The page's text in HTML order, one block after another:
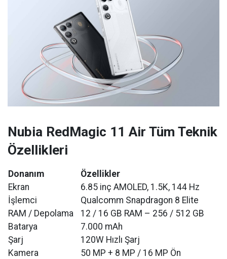
Nubia RedMagic 11 Air Tüm Teknik
Özellikleri
Donanım
Özellikler
Ekran
6.85 inç AMOLED, 1.5K, 144 Hz
İşlemci
Qualcomm Snapdragon 8 Elite
RAM / Depolama
12 / 16 GB RAM – 256 / 512 GB
Batarya
7.000 mAh
Şarj
120W Hızlı Şarj
Kamera
50 MP + 8 MP / 16 MP Ön